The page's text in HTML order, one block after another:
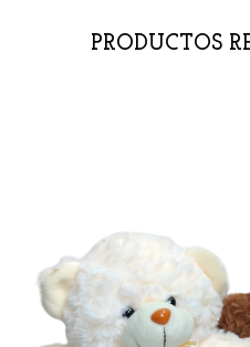
PRODUCTOS